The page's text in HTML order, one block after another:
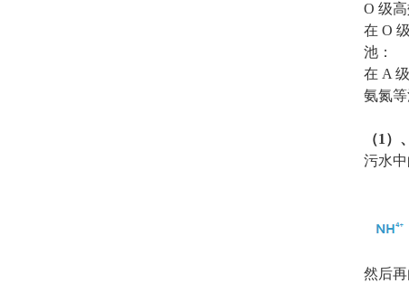
O 级
在 O
池：
在 A
氨氮等
（1）
污水
然后